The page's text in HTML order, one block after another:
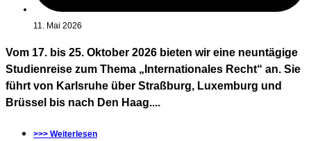
11. Mai 2026
Vom 17. bis 25. Oktober 2026 bieten wir eine neuntägige
Studienreise zum Thema „Internationales Recht“ an. Sie
führt von Karlsruhe über Straßburg, Luxemburg und
Brüssel bis nach Den Haag....
>>> Weiterlesen